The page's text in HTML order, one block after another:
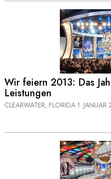
Wir feiern 2013: Das
Leistungen
CLEARWATER, FLORIDA 1. JANUAR